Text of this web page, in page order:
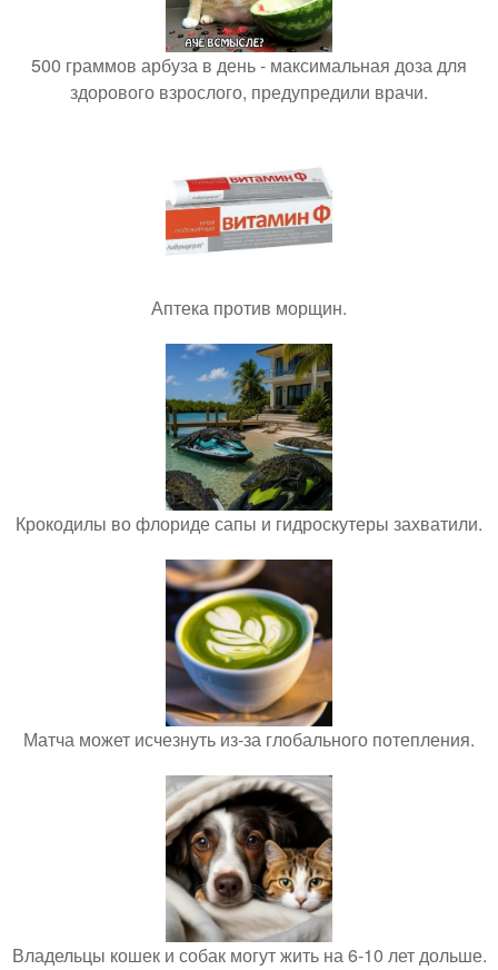
500 граммов арбуза в день - максимальная доза для
здорового взрослого, предупредили врачи.
Аптека против морщин.
Крокодилы во флориде сапы и гидроскутеры захватили.
Матча может исчезнуть из-за глобального потепления.
Владельцы кошек и собак могут жить на 6-10 лет дольше.